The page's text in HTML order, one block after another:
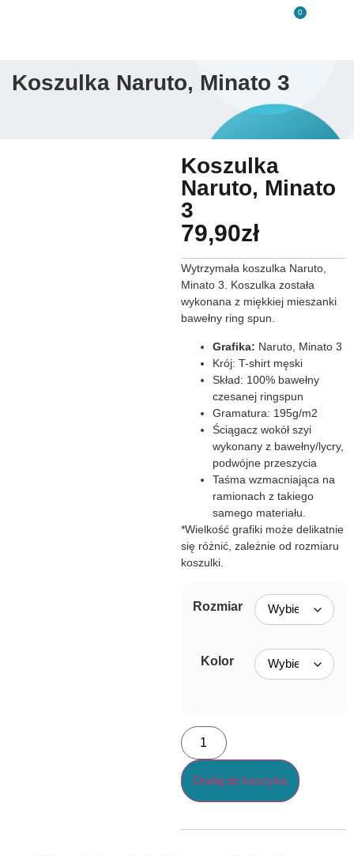
0
Koszulka Naruto, Minato 3
Koszulka
Naruto, Minato
3
79,90zł
Wytrzymała koszulka Naruto,
Minato 3. Koszulka została
wykonana z miękkiej mieszanki
bawełny ring spun.
Grafika: Naruto, Minato 3
Krój: T-shirt męski
Skład: 100% bawełny
czesanej ringspun
Gramatura: 195g/m2
Ściągacz wokół szyi
wykonany z bawełny/lycry,
podwójne przeszycia
Taśma wzmacniająca na
ramionach z takiego
samego materiału.
*Wielkość grafiki może delikatnie
się różnić, zależnie od rozmiaru
koszulki.
Rozmiar
Kolor
Dodaj do koszyka